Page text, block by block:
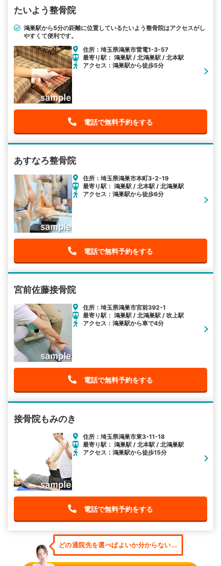
たいよう整骨院
鴻巣駅から5分の距離に位置しているたいよう整骨院はアクセスがし
やすくて便利です。
住所：埼玉県鴻巣市雷電1-3-57
最寄り駅： 鴻巣駅 / 北鴻巣駅 / 北本駅
アクセス：鴻巣駅から徒歩5分
電話で無料予約をする
あすなろ整骨院
住所：埼玉県鴻巣市本町3-2-19
最寄り駅： 鴻巣駅 / 北本駅 / 北鴻巣駅
アクセス：鴻巣駅から徒歩6分
電話で無料予約をする
宮前佐藤接骨院
住所：埼玉県鴻巣市宮前392-1
最寄り駅： 鴻巣駅 / 北鴻巣駅 / 吹上駅
アクセス：鴻巣駅から車で4分
電話で無料予約をする
接骨院もみのき
住所：埼玉県鴻巣市東3-11-18
最寄り駅： 鴻巣駅 / 北本駅 / 北鴻巣駅
アクセス：鴻巣駅から徒歩15分
電話で無料予約をする
どの通院先を選べばよいか分からない...